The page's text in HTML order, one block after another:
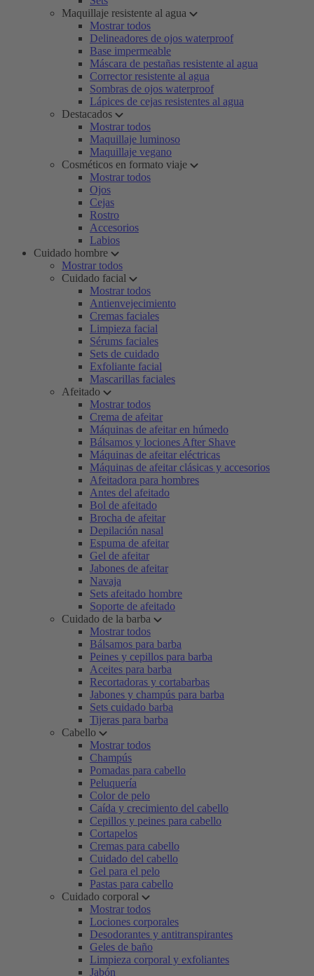
Maquillaje resistente al agua
Mostrar todos
Delineadores de ojos waterproof
Base impermeable
Máscara de pestañas resistente al agua
Corrector resistente al agua
Sombras de ojos waterproof
Lápices de cejas resistentes al agua
Destacados
Mostrar todos
Maquillaje luminoso
Maquillaje vegano
Cosméticos en formato viaje
Mostrar todos
Ojos
Cejas
Rostro
Accesorios
Labios
Cuidado hombre
Mostrar todos
Cuidado facial
Mostrar todos
Antienvejecimiento
Cremas faciales
Limpieza facial
Sérums faciales
Sets de cuidado
Exfoliante facial
Mascarillas faciales
Afeitado
Mostrar todos
Crema de afeitar
Máquinas de afeitar en húmedo
Bálsamos y lociones After Shave
Máquinas de afeitar eléctricas
Máquinas de afeitar clásicas y accesorios
Afeitadora para hombres
Antes del afeitado
Bol de afeitado
Brocha de afeitar
Depilación nasal
Espuma de afeitar
Gel de afeitar
Jabones de afeitar
Navaja
Sets afeitado hombre
Soporte de afeitado
Cuidado de la barba
Mostrar todos
Bálsamos para barba
Peines y cepillos para barba
Aceites para barba
Recortadoras y cortabarbas
Jabones y champús para barba
Sets cuidado barba
Tijeras para barba
Cabello
Mostrar todos
Champús
Pomadas para cabello
Peluquería
Color de pelo
Caída y crecimiento del cabello
Cepillos y peines para cabello
Cortapelos
Cremas para cabello
Cuidado del cabello
Gel para el pelo
Pastas para cabello
Cuidado corporal
Mostrar todos
Lociones corporales
Desodorantes y antitranspirantes
Geles de baño
Limpieza corporal y exfoliantes
Jabón